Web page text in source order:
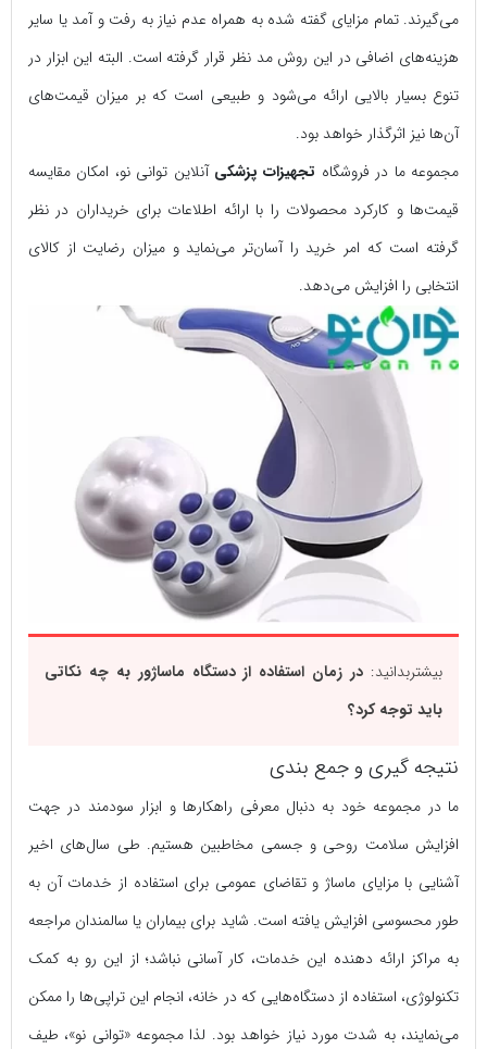
می‌گیرند. تمام مزایای گفته شده به همراه عدم نیاز به رفت و آمد یا سایر
هزینه‌های اضافی در این روش مد نظر قرار گرفته است. البته این ابزار در
تنوع بسیار بالایی ارائه می‌شود و طبیعی است که بر میزان قیمت‌های
آن‌ها نیز اثرگذار خواهد بود.
مجموعه ما در فروشگاه تجهیزات پزشکی آنلاین توانی نو، امکان مقایسه
قیمت‌ها و کارکرد محصولات را با ارائه اطلاعات برای خریداران در نظر
گرفته است که امر خرید را آسان‌تر می‌نماید و میزان رضایت از کالای
انتخابی را افزایش می‌دهد.
بیشتربدانید: در زمان استفاده از دستگاه ماساژور به چه نکاتی
باید توجه کرد؟
نتیجه گیری و جمع بندی
ما در مجموعه خود به دنبال معرفی راهکارها و ابزار سودمند در جهت
افزایش سلامت روحی و جسمی مخاطبین هستیم. طی سال‌های اخیر
آشنایی با مزایای ماساژ و تقاضای عمومی برای استفاده از خدمات آن به
طور محسوسی افزایش یافته است. شاید برای بیماران یا سالمندان مراجعه
به مراکز ارائه دهنده این خدمات، کار آسانی نباشد؛ از این رو به کمک
تکنولوژی، استفاده از دستگاه‌هایی که در خانه، انجام این تراپی‌ها را ممکن
می‌نمایند، به شدت مورد نیاز خواهد بود. لذا مجموعه «توانی نو»، طیف